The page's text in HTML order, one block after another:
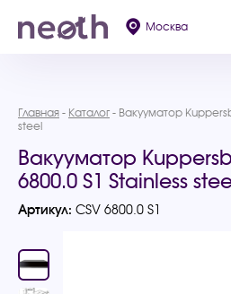
Москва
Главная Каталог
Вакууматор
steel
Вакууматор
6800.0 S1 Stainless
Артикул: CSV 6800.0 S1